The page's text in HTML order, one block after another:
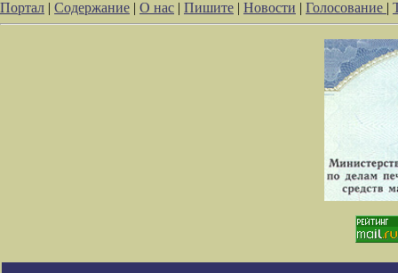
Портал | Содержание | О нас | Пишите | Новости | Голосование |